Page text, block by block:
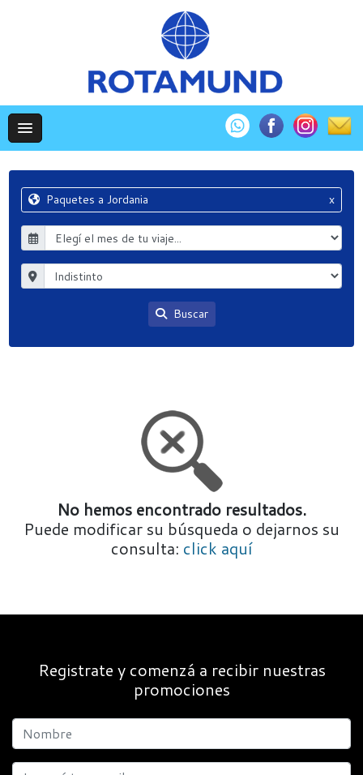
Paquetes a Jordania x
Buscar
No hemos encontrado resultados.
Puede modificar su búsqueda o dejarnos su
consulta: click aquí
Registrate y comenzá a recibir nuestras
promociones